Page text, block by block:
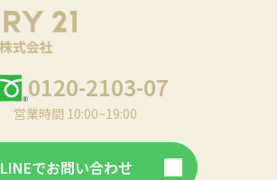
0120-2103-07
営業時間 10:00~19:00
LINEでお問い合わせ